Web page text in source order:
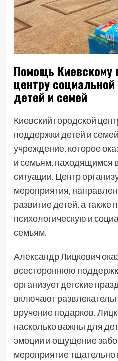
Помощь Киевскому
центру
детей и семей
Киевский городской
поддержки детей и
учреждение, которое
и семьям, находящимся
ситуации. Центр
мероприятия,
развитие детей, а также
психологическую и
семьям.
Александр Лицкевич
всестороннюю
организует детские
включают
вручение подарков.
насколько важны для
эмоции и ощущение
мероприятие